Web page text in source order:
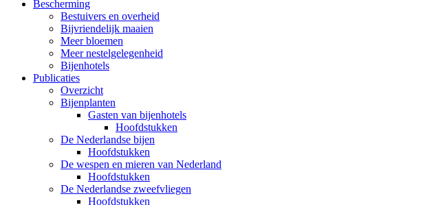
Bescherming
Bestuivers en overheid
Bijvriendelijk maaien
Meer bloemen
Meer nestelgelegenheid
Bijenhotels
Publicaties
Overzicht
Bijenplanten
Gasten van bijenhotels
Hoofdstukken
De Nederlandse bijen
Hoofdstukken
De wespen en mieren van Nederland
Hoofdstukken
De Nederlandse zweefvliegen
Hoofdstukken